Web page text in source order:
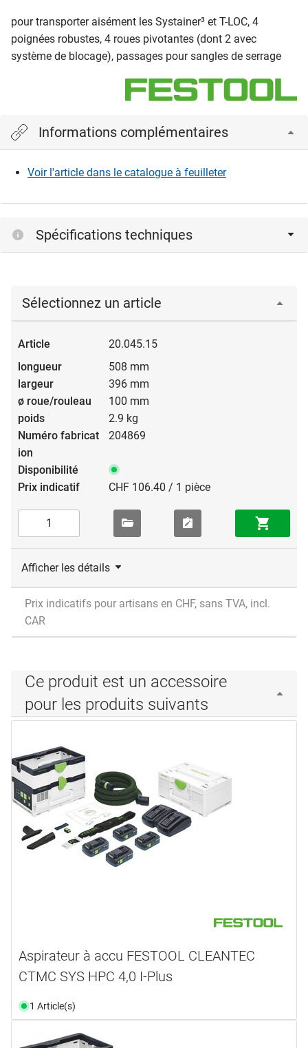
pour transporter aisément les Systainer³ et T-LOC, 4
poignées robustes, 4 roues pivotantes (dont 2 avec
système de blocage), passages pour sangles de serrage
Informations complémentaires
Voir l'article dans le catalogue à feuilleter
Spécifications techniques
Sélectionnez un article
20.045.15
508 mm
396 mm
100 mm
2.9 kg
204869
CHF 106.40 / 1 pièce
Afficher les détails
Prix indicatifs pour artisans en CHF, sans TVA, incl.
CAR
Ce produit est un accessoire
pour les produits suivants
Aspirateur à accu FESTOOL CLEANTEC
CTMC SYS HPC 4,0 I-Plus
1 Article(s)